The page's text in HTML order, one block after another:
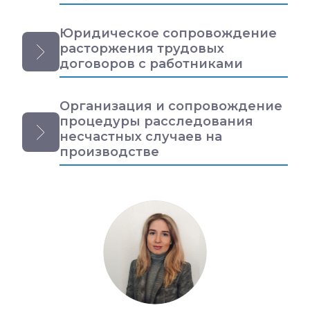
Юридическое сопровождение
расторжения трудовых
договоров с работниками
Организация и сопровождение
процедуры расследования
несчастных случаев на
производстве